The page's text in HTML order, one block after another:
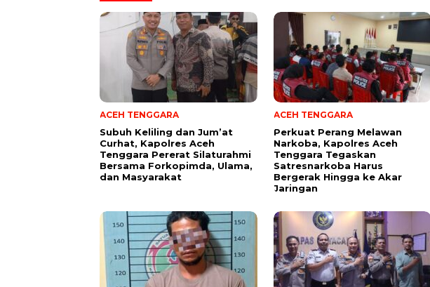
ACEH TENGGARA
Subuh Keliling dan Jum’at
Curhat, Kapolres Aceh
Tenggara Pererat Silaturahmi
Bersama Forkopimda, Ulama,
dan Masyarakat
ACEH TENGGARA
Perkuat Perang Melawan
Narkoba, Kapolres Aceh
Tenggara Tegaskan
Satresnarkoba Harus
Bergerak Hingga ke Akar
Jaringan